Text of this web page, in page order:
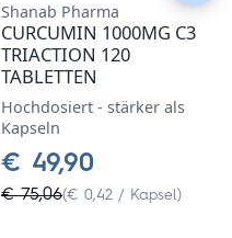
Shanab Pharma
CURCUMIN 1000MG C3
TRIACTION 120
TABLETTEN
Hochdosiert - stärker als
Kapseln
€ 49,90
€ 75,06(€ 0,42 / Kapsel)